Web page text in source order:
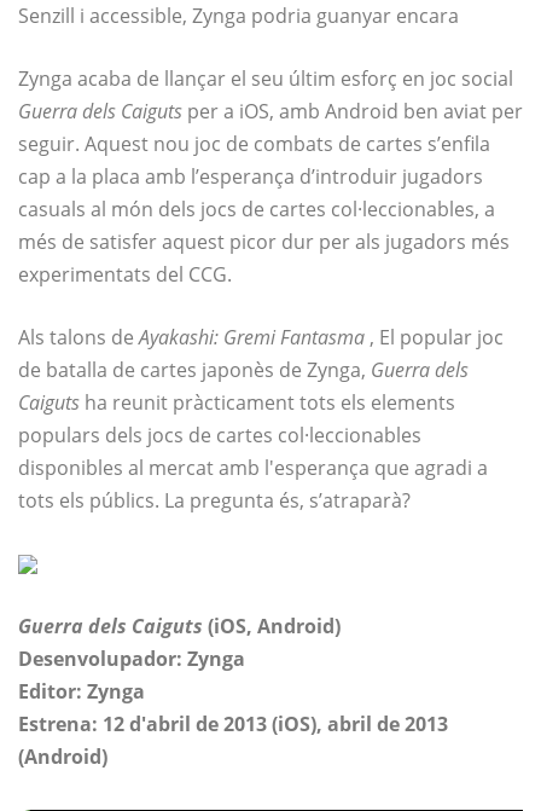
Senzill i accessible, Zynga podria guanyar encara
Zynga acaba de llançar el seu últim esforç en joc social
Guerra dels Caiguts per a iOS, amb Android ben aviat per
seguir. Aquest nou joc de combats de cartes s’enfila
cap a la placa amb l’esperança d’introduir jugadors
casuals al món dels jocs de cartes col·leccionables, a
més de satisfer aquest picor dur per als jugadors més
experimentats del CCG.
Als talons deAyakashi: Gremi Fantasma , El popular joc
de batalla de cartes japonès de Zynga, Guerra dels
Caiguts ha reunit pràcticament tots els elements
populars dels jocs de cartes col·leccionables
disponibles al mercat amb l'esperança que agradi a
tots els públics. La pregunta és, s’atraparà?
Guerra dels Caiguts (iOS, Android)
Desenvolupador: Zynga
Editor: Zynga
Estrena: 12 d'abril de 2013 (iOS), abril de 2013
(Android)